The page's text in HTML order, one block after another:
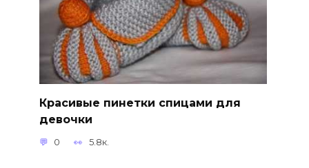
Красивые пинетки спицами для
девочки
0 5.8к.